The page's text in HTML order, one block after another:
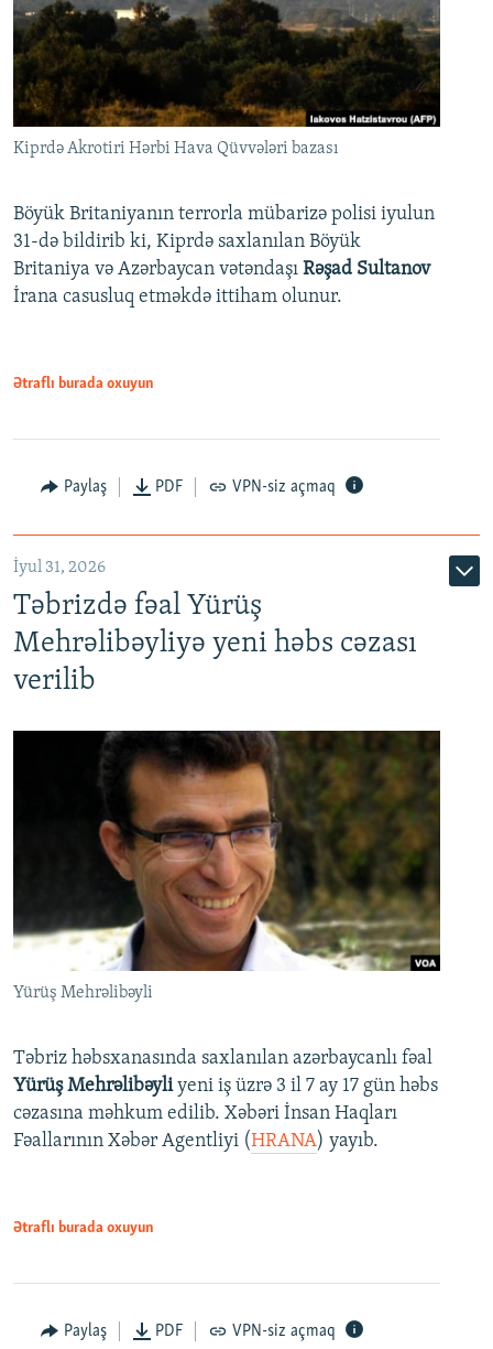
Kiprdə Akrotiri Hərbi Hava Qüvvələri bazası
Böyük Britaniyanın terrorla mübarizə polisi iyulun
31-də bildirib ki, Kiprdə saxlanılan Böyük
Britaniya və Azərbaycan vətəndaşı Rəşad Sultanov
İrana casusluq etməkdə ittiham olunur.
Ətraflı burada oxuyun
Paylaş PDF VPN-siz açmaq
İyul 31, 2026
Təbrizdə fəal Yürüş
Mehrəlibəyliyə yeni həbs cəzası
verilib
Yürüş Mehrəlibəyli
Təbriz həbsxanasında saxlanılan azərbaycanlı fəal
Yürüş Mehrəlibəyliyeni iş üzrə 3 il 7 ay 17 gün həbs
cəzasına məhkum edilib. Xəbəri İnsan Haqları
Fəallarının Xəbər Agentliyi (HRANA) yayıb.
Ətraflı burada oxuyun
Paylaş PDF VPN-siz açmaq